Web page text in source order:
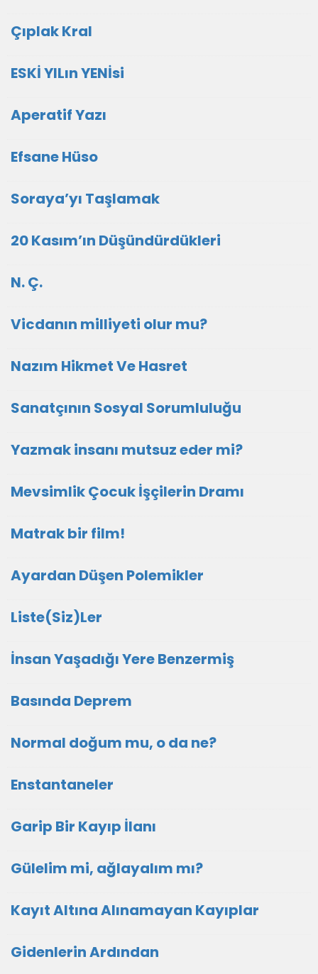
Çıplak Kral
ESKİ YILın YENİsi
Aperatif Yazı
Efsane Hüso
Soraya’yı Taşlamak
20 Kasım’ın Düşündürdükleri
N. Ç.
Vicdanın milliyeti olur mu?
Nazım Hikmet Ve Hasret
Sanatçının Sosyal Sorumluluğu
Yazmak insanı mutsuz eder mi?
Mevsimlik Çocuk İşçilerin Dramı
Matrak bir film!
Ayardan Düşen Polemikler
Liste(Siz)Ler
İnsan Yaşadığı Yere Benzermiş
Basında Deprem
Normal doğum mu, o da ne?
Enstantaneler
Garip Bir Kayıp İlanı
Gülelim mi, ağlayalım mı?
Kayıt Altına Alınamayan Kayıplar
Gidenlerin Ardından